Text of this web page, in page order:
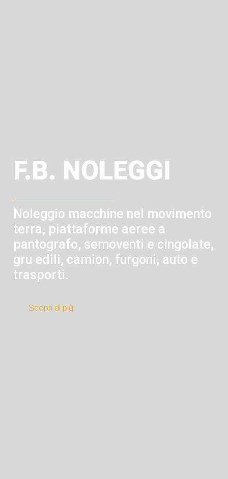
F.B. NOLEGGI
Noleggio macchine nel movimento
terra, piattaforme aeree a
pantografo, semoventi e cingolate,
gru edili, camion, furgoni, auto e
trasporti.
Scopri di più